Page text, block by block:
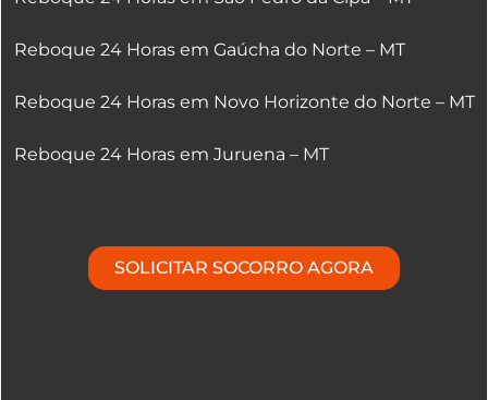
Reboque 24 Horas em Gaúcha do Norte – MT
Reboque 24 Horas em Novo Horizonte do Norte – MT
Reboque 24 Horas em Juruena – MT
SOLICITAR SOCORRO AGORA